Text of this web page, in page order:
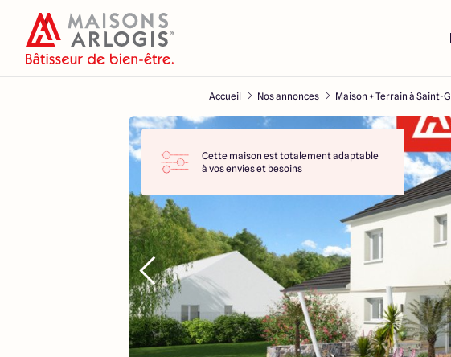
Accueil Nos annonces Maison + Terrain à Saint-
Cette maison est totalement adaptable
à vos envies et besoins